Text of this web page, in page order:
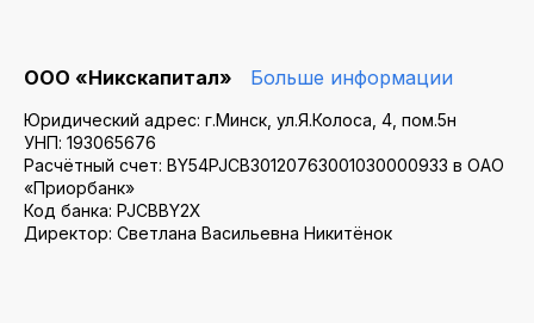
ООО «Никскапитал» Больше информации
Юридический адрес: г.Минск, ул.Я.Колоса, 4, пом.5н
УНП: 193065676
Расчётный счет: BY54PJCB30120763001030000933 в ОАО
«Приорбанк»
Код банка: PJCBBY2X
Директор: Светлана Васильевна Никитёнок